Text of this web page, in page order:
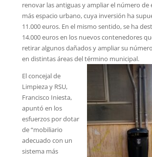
renovar las antiguas y ampliar el número de
más espacio urbano, cuya inversión ha
11.000 euros. En el mismo sentido, se ha
14.000 euros en los nuevos contenedores
retirar algunos dañados y ampliar su
en distintas áreas del término municipal.
El concejal de
Limpieza y RSU,
Francisco Iniesta,
apuntó en los
esfuerzos por dotar
de “mobiliario
adecuado con un
sistema más